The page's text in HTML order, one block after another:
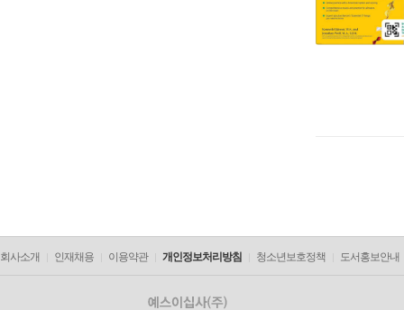
회사소개 인재채용 이용약관 개인정보처리방침 청소년보호정책 도서홍보안내